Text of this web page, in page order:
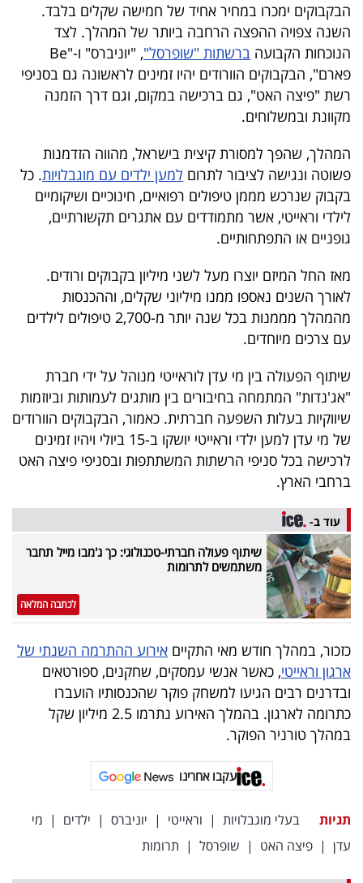
המילון
הכלכלי
פודקאסט
40
UNDER
40
שיתופי
דרושים
ניוזלטרים
מייל
אדום
פרסמו
באייס
עקבו
אחרינו:
הבקבוקים ימכרו במחיר אחיד של חמישה שקלים בלבד.
השנה צפויה ההפצה הרחבה ביותר של המהלך. לצד
הנוכחות הקבועה ברשתות "שופרסל"
, "יוניברס" ו-"Be
פארם", הבקבוקים הוורודים יהיו זמינים לראשונה גם בסניפי
רשת "פיצה האט", גם ברכישה במקום, וגם דרך הזמנה
מקוונת ובמשלוחים.
המהלך, שהפך למסורת קיצית בישראל, מהווה הזדמנות
פשוטה ונגישה לציבור לתרום למען ילדים עם מוגבלויות. כל
בקבוק שנרכש מממן טיפולים רפואיים, חינוכיים ושיקומיים
לילדי וראייטי, אשר מתמודדים עם אתגרים תקשורתיים,
גופניים או התפתחותיים.
מאז החל המיזם יוצרו מעל לשני מיליון בקבוקים ורודים.
לאורך השנים נאספו ממנו מיליוני שקלים, וההכנסות
מהמהלך מממנות בכל שנה יותר מ-2,700 טיפולים לילדים
עם צרכים מיוחדים.
שיתוף הפעולה בין מי עדן לוראייטי מנוהל על ידי חברת
"אג'נדות" המתמחה בחיבורים בין מותגים לעמותות וביוזמות
שיווקיות בעלות השפעה חברתית. כאמור, הבקבוקים הוורודים
של מי עדן למען ילדי וראייטי יושקו ב-15 ביולי ויהיו זמינים
לרכישה בכל סניפי הרשתות המשתתפות ובסניפי פיצה האט
ברחבי הארץ.
עוד ב-
שיתוף פעולה חברתי-טכנולוגי: כך ג'מבו מייל תחבר
משתמשים לתרומות
לכתבה המלאה
כזכור, במהלך חודש מאי התקיים אירוע ההתרמה השנתי של
ארגון וראייטי, כאשר אנשי עמסקים, שחקנים, ספורטאים
ובדרנים רבים הגיעו למשחק פוקר שהכנסותיו הועברו
כתרומה לארגון. בהמלך האירוע נתרמו 2.5 מיליון שקל
במהלך טורניר הפוקר.
עקבו אחרינו
תגיות בעלי מוגבלויות | וראייטי | יוניברס | ילדים | מי
עדן | פיצה האט | שופרסל | תרומות